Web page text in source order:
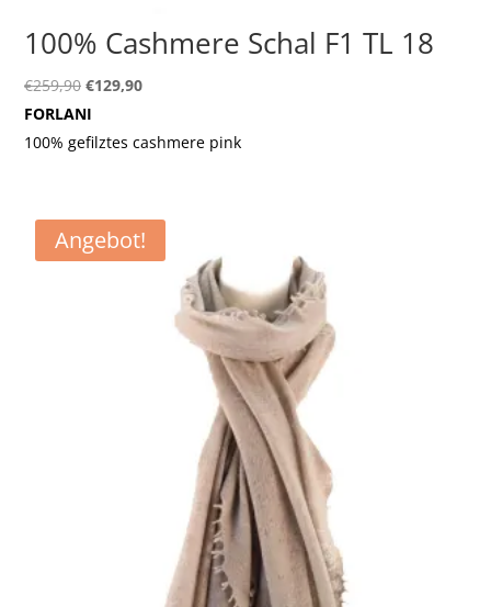
100% Cashmere Schal F1 TL 18
€259,90 Ursprünglicher
Preis
war:
€129,90Aktueller
ist:
FORLANI
100% gefilztes cashmere pink
Angebot!